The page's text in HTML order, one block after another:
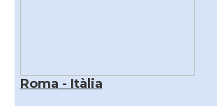
Roma - Itàlia